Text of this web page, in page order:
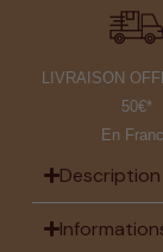
LIVRAISON
50€*
En
Description